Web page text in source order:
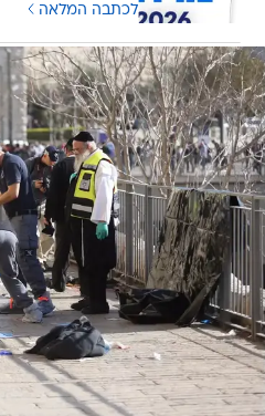
לכתבה המלאה